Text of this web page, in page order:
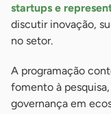
startups e
discutir inovação,
no setor.
A programação
fomento à
governança em